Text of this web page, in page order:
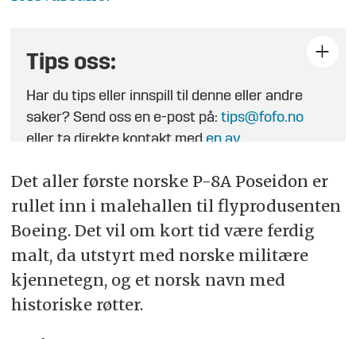
Tips oss:
Har du tips eller innspill til denne eller andre
saker? Send oss en e-post på:tips@fofo.no
eller ta direkte kontakt med en av
Det aller første norske P-8A Poseidon er
rullet inn i malehallen til flyprodusenten
Boeing. Det vil om kort tid være ferdig
malt, da utstyrt med norske militære
kjennetegn, og et norsk navn med
historiske røtter.